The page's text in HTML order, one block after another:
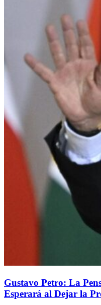
Gustavo Petro: La
Esperará al Dejar la